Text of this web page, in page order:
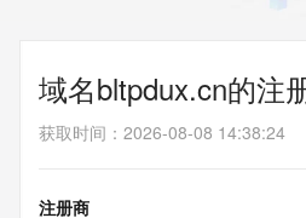
域名bltpdux.cn的注
获取时间 ： 2026-08-08 14:38:24
注册商